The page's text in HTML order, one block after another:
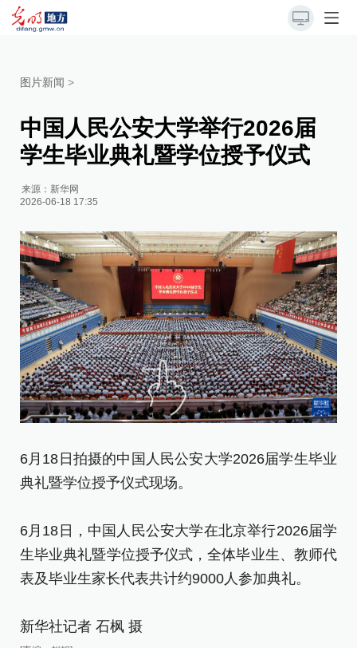
图片新闻 >
中国人民公安大学举行2026届
学生毕业典礼暨学位授予仪式
来源： 新华网
2026-06-18 17:35
6月18日拍摄的中国人民公安大学2026届学生毕业
典礼暨学位授予仪式现场。
6月18日，中国人民公安大学在北京举行2026届学
生毕业典礼暨学位授予仪式，全体毕业生、教师代
表及毕业生家长代表共计约9000人参加典礼。
新华社记者 石枫 摄